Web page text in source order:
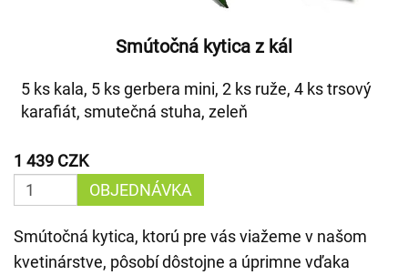
Smútočná kytica z kál
5 ks kala, 5 ks gerbera mini, 2 ks ruže, 4 ks trsový
karafiát, smutečná stuha, zeleň
1 439 CZK
OBJEDNÁVKA
Smútočná kytica, ktorú pre vás viažeme v našom
kvetinárstve, pôsobí dôstojne a úprimne vďaka